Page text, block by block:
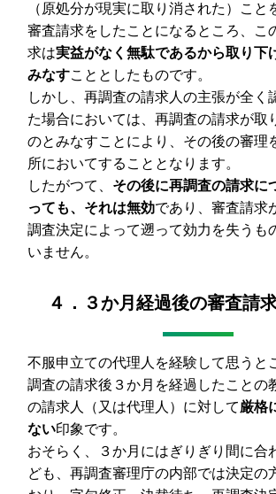
（原処分が現実に取り消された）こと
審査請求をしたことになるところ、こ
求は実益がなく無駄であるから取り下
みなすこととしたものです。
しかし、再調査の請求人の主張が全く
た場合においては、再調査の請求が取
のとみなすことにより、その後の審理
所においてすることとなります。
したがつて、 その後に再調査の請求に
っても、それは無効であり、審査請求
調査決定によって遡って効力を失うも
いません。
４．３か月経過後の審査請
不服申立ての代理人を経験して思うと
調査の請求後３か月を経過したことの
の請求人（又は代理人）に対して厳格
ない印象です。
おそらく、３か月にはぎりぎり間に合
ども、再調査審理庁の内部では決定の